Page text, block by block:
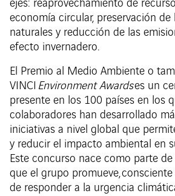
ejes: reaprovechamiento de
economía circular, preservación de
naturales y reducción de las
efecto invernadero.
El Premio al Medio Ambiente o
VINCI Environment Awardses un
presente en los 100 países en los
colaboradores han desarrollado
iniciativas a nivel global que
y reducir el impacto ambiental en
Este concurso nace como parte
que el grupo promueve,
de responder a la urgencia